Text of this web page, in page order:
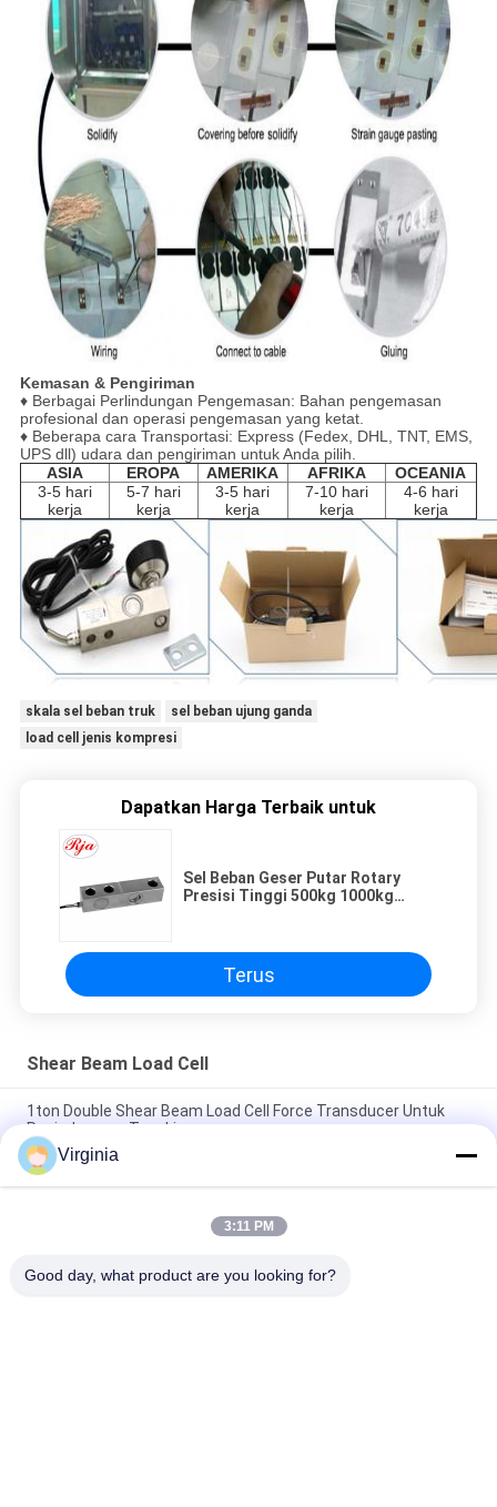
Kemasan & Pengiriman
♦ Berbagai Perlindungan Pengemasan: Bahan pengemasan
profesional dan operasi pengemasan yang ketat.
♦ Beberapa cara Transportasi: Express (Fedex, DHL, TNT, EMS,
UPS dll) udara dan pengiriman untuk Anda pilih.
ASIA
EROPA AMERIKA AFRIKA
OCEANIA
3-5 hari
kerja
5-7 hari
kerja
3-5 hari
kerja
7-10 hari
kerja
4-6 hari
kerja
skala sel beban truk
sel beban ujung ganda
load cell jenis kompresi
Dapatkan Harga Terbaik untuk
Sel Beban Geser Putar Rotary
Presisi Tinggi 500kg 1000kg
Terus
Shear Beam Load Cell
1ton Double Shear Beam Load Cell Force Transducer Untuk
Penimbangan Tangki
Sel Beban Geser Putar Rotary Presisi Tinggi 500kg 1000kg
Untuk Skala Truk
Forklift Scale Shear Beam Load Cell Untuk Sensor Tekanan
Virginia
3:11 PM
Good day, what product are you looking for?